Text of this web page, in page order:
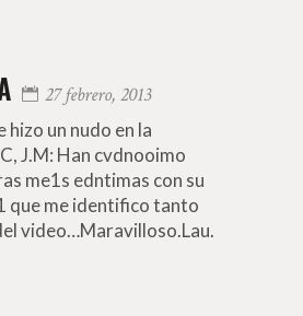
27 febrero, 2013
hizo un nudo en la
J.M: Han cvdnooimo
me1s edntimas con su
que me identifico tanto
video…Maravilloso.Lau.